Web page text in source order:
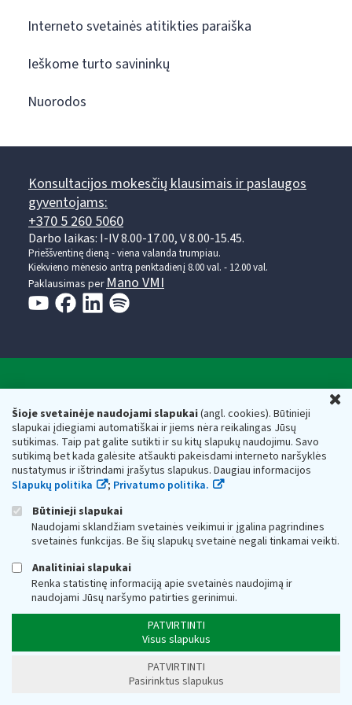
Šioje svetainėje naudojami slapukai(angl. cookies). Būtinieji
slapukai įdiegiami automatiškai ir jiems nėra reikalingas Jūsų
sutikimas. Taip pat galite sutikti ir su kitų slapukų naudojimu. Savo
sutikimą bet kada galėsite atšaukti pakeisdami interneto naršyklės
nustatymus ir ištrindami įrašytus slapukus. Daugiau informacijos
Slapukų politika
; Privatumo politika.
Būtinieji slapukai
Naudojami sklandžiam svetainės veikimui ir įgalina pagrindines
svetainės funkcijas. Be šių slapukų svetainė negali tinkamai veikti.
Analitiniai slapukai
Renka statistinę informaciją apie svetainės naudojimą ir
naudojami Jūsų naršymo patirties gerinimui.
PATVIRTINTI
Visus slapukus
PATVIRTINTI
Pasirinktus slapukus
Interneto svetainės atitikties paraiška
Ieškome turto savininkų
Nuorodos
Konsultacijos mokesčių klausimais ir paslaugos
gyventojams:
+370 5 260 5060
Darbo laikas: I-IV 8.00-17.00, V 8.00-15.45.
Prieššventinę dieną - viena valanda trumpiau.
Kiekvieno mėnesio antrą penktadienį 8.00 val. - 12.00 val.
Paklausimas per Mano VMI
Respublikos finansų ministerijos
Biudžetinė įstaiga. Juridinio asmens kodas — 188659752,
adresas: Vasario 16-osios g. 14, 01107 Vilnius, Lietuva, el.paštas:
vmi@vmi.lt, E. pristatymo dėžutės adresas 188659752
Duomenys apie Valstybinę mokesčių inspekciją prie Lietuvos
Respublikos finansų ministerijos kaupiami ir saugomi Juridinių